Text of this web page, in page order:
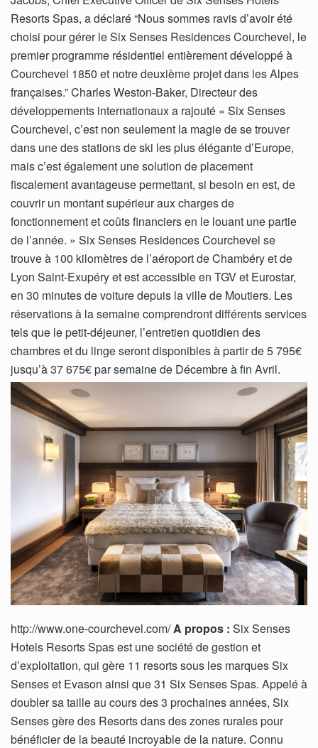
Resorts Spas, a déclaré “Nous sommes ravis d’avoir été
choisi pour gérer le Six Senses Residences Courchevel, le
premier programme résidentiel entièrement développé à
Courchevel 1850 et notre deuxième projet dans les Alpes
françaises.” Charles Weston-Baker, Directeur des
développements internationaux a rajouté « Six Senses
Courchevel, c’est non seulement la magie de se trouver
dans une des stations de ski les plus élégante d’Europe,
mais c’est également une solution de placement
fiscalement avantageuse permettant, si besoin en est, de
couvrir un montant supérieur aux charges de
fonctionnement et coûts financiers en le louant une partie
de l’année. » Six Senses Residences Courchevel se
trouve à 100 kilomètres de l’aéroport de Chambéry et de
Lyon Saint-Exupéry et est accessible en TGV et Eurostar,
en 30 minutes de voiture depuis la ville de Moutiers. Les
réservations à la semaine comprendront différents services
tels que le petit-déjeuner, l’entretien quotidien des
chambres et du linge seront disponibles à partir de 5 795€
jusqu’à 37 675€ par semaine de Décembre à fin Avril.
http://www.one-courchevel.com/A propos : Six Senses
Hotels Resorts Spas est une société de gestion et
d’exploitation, qui gère 11 resorts sous les marques Six
Senses et Evason ainsi que 31 Six Senses Spas. Appelé à
doubler sa taille au cours des 3 prochaines années, Six
Senses gère des Resorts dans des zones rurales pour
bénéficier de la beauté incroyable de la nature. Connu